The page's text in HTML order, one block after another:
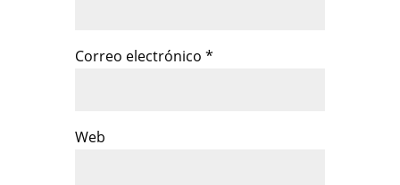
Correo electrónico *
Web